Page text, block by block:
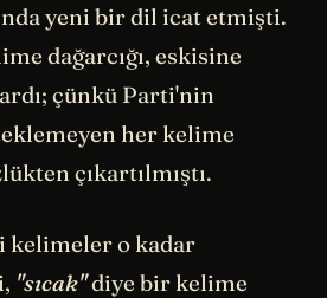
yeni bir dil icat etmişti.
dağarcığı, eskisine
çünkü Parti'nin
her kelime
çıkartılmıştı.
kelimeler o kadar
"sıcak"diye bir kelime